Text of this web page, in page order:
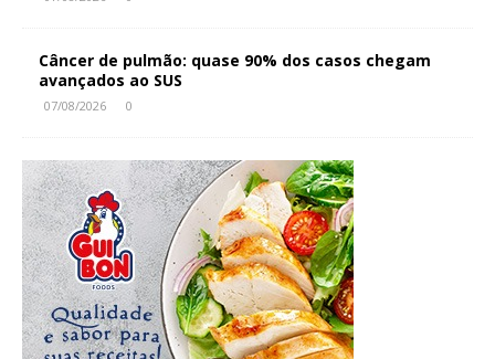
Câncer de pulmão: quase 90% dos casos chegam
avançados ao SUS
07/08/2026 0